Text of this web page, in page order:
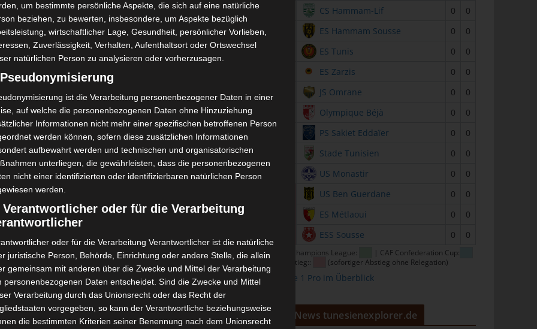
CS Hammam-Lif 0
0
ES Hammam Sousse 0
0
ES Tunis 0
0
ES Zarzis 0
0
JS Omrane 0
0
Olympique Béjà 0
0
PS Sakiet Eddaïer 0
0
Stade Tunisien 0
0
US Monastir 0
0
US Ben Guerdane 0
0
ES Métlaoui 0
0
ESS Sousse 0 0
CAF Champions League:
| CAF Confederation Cup:
| Abstieg::
(sofortiger Abstieg ohne Relegation)
Ligue 1 Pro im Überblick
News tunesienexplorer.de
um bestimmte persönliche Aspekte, die sich auf eine natürliche
beziehen, zu bewerten, insbesondere, um Aspekte bezüglich
wirtschaftlicher Lage, Gesundheit, persönlicher Vorlieben,
Zuverlässigkeit, Verhalten, Aufenthaltsort oder Ortswechsel
natürlichen Person zu analysieren oder vorherzusagen.
ist die Verarbeitung personenbezogener Daten in einer
auf welche die personenbezogenen Daten ohne Hinzuziehung
Informationen nicht mehr einer spezifischen betroffenen Person
werden können, sofern diese zusätzlichen Informationen
aufbewahrt werden und technischen und organisatorischen
unterliegen, die gewährleisten, dass die personenbezogenen
nicht einer identifizierten oder identifizierbaren natürlichen Person
werden.
Verantwortlicher oder für die Verarbeitung
oder für die Verarbeitung Verantwortlicher ist die natürliche
juristische Person, Behörde, Einrichtung oder andere Stelle, die allein
gemeinsam mit anderen über die Zwecke und Mittel der Verarbeitung
personenbezogenen Daten entscheidet. Sind die Zwecke und Mittel
Verarbeitung durch das Unionsrecht oder das Recht der
vorgegeben, so kann der Verantwortliche beziehungsweise
die bestimmten Kriterien seiner Benennung nach dem Unionsrecht